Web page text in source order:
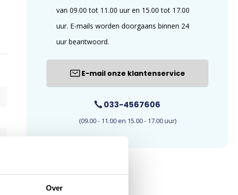
Over
van 09.00 tot 11.00 uur en 15.00 tot 17.00
uur. E-mails worden doorgaans binnen 24
uur beantwoord.
E-mail onze klantenservice
033-4567606
(09.00 - 11.00 en 15.00 - 17.00 uur)